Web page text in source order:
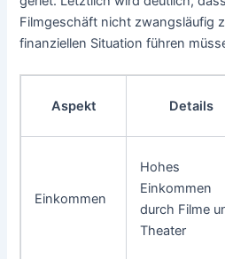
Filmgeschäft nicht zwangsläufig
finanziellen Situation führen
Aspekt Details
Einkommen
Hohes
Einkommen
durch Filme
Theater